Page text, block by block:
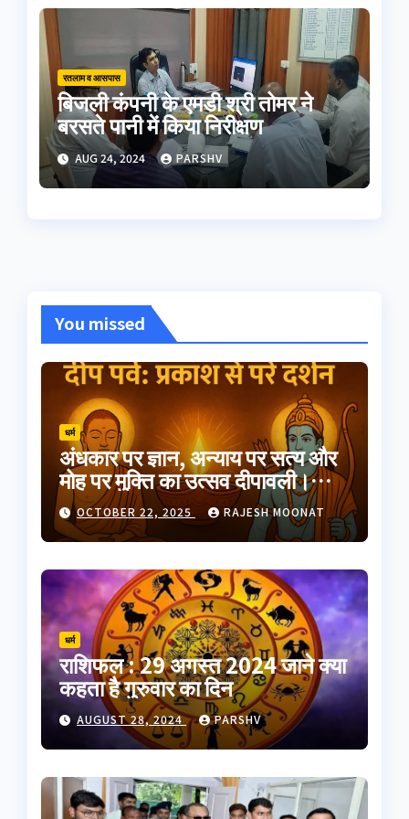
रतलाम व आसपास
बिजली कंपनी के एमडी श्री तोमर ने
बरसते पानी में किया निरीक्षण
AUG 24, 2024 PARSHV
You missed
धर्म
अंधकार पर ज्ञान, अन्याय पर सत्य और
मोह पर मुक्ति का उत्सव दीपावली।
भारतीय परंपरा का यह त्योहार
आत्मप्रकाश का प्रतीक है
OCTOBER 22, 2025 RAJESH MOONAT
धर्म
राशिफल : 29 अगस्त 2024 जाने क्या
कहता है गुरुवार का दिन
AUGUST 28, 2024 PARSHV